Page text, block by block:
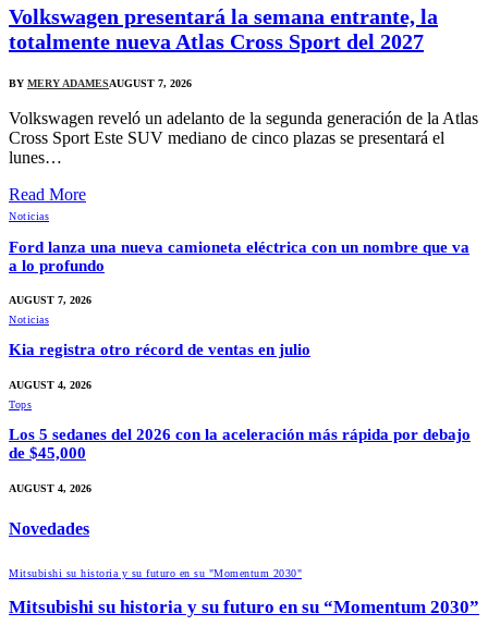
Volkswagen presentará la semana entrante, la
totalmente nueva Atlas Cross Sport del 2027
BY MERY ADAMESAUGUST 7, 2026
Volkswagen reveló un adelanto de la segunda generación de la Atlas
Cross Sport Este SUV mediano de cinco plazas se presentará el
lunes…
Read More
Noticias
Ford lanza una nueva camioneta eléctrica con un nombre que va
a lo profundo
AUGUST 7, 2026
Noticias
Kia registra otro récord de ventas en julio
AUGUST 4, 2026
Tops
Los 5 sedanes del 2026 con la aceleración más rápida por debajo
de $45,000
AUGUST 4, 2026
Novedades
Mitsubishi su historia y su futuro en su "Momentum 2030"
Mitsubishi su historia y su futuro en su “Momentum 2030”